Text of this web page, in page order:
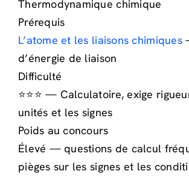
Thermodynamique chimique
Prérequis
L’atome et les liaisons chimiques
d’énergie de liaison
Difficulté
⭐⭐⭐ — Calculatoire, exige
unités et les signes
Poids au concours
Élevé — questions de calcul
pièges sur les signes et les